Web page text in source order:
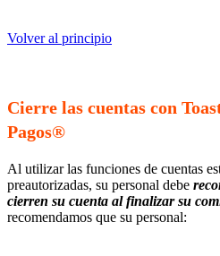
Volver al principio
Cierre las cuentas con
Pagos®
Al utilizar las funciones de cuentas
preautorizadas, su personal debe
cierren su cuenta al finalizar su
recomendamos que su personal: